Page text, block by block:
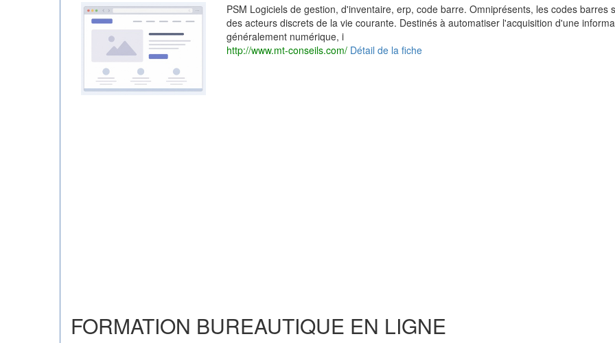
PSM Logiciels de gestion, d'inventaire, erp, code barre. Omniprésents, les codes barres
des acteurs discrets de la vie courante. Destinés à automatiser l'acquisition d'une
généralement numérique, i
http://www.mt-conseils.com/ Détail de la fiche
FORMATION BUREAUTIQUE EN LIGNE